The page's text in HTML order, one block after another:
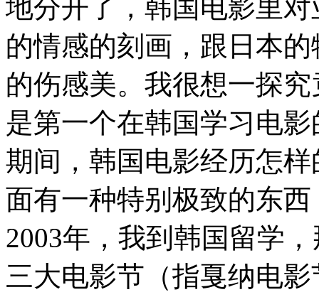
地分开了，韩国电影里
的情感的刻画，跟日本
的伤感美。我很想一探
是第一个在韩国学习电
期间，韩国电影经历怎
面有一种特别极致的东
2003年，我到韩国留学
三大电影节（指戛纳电